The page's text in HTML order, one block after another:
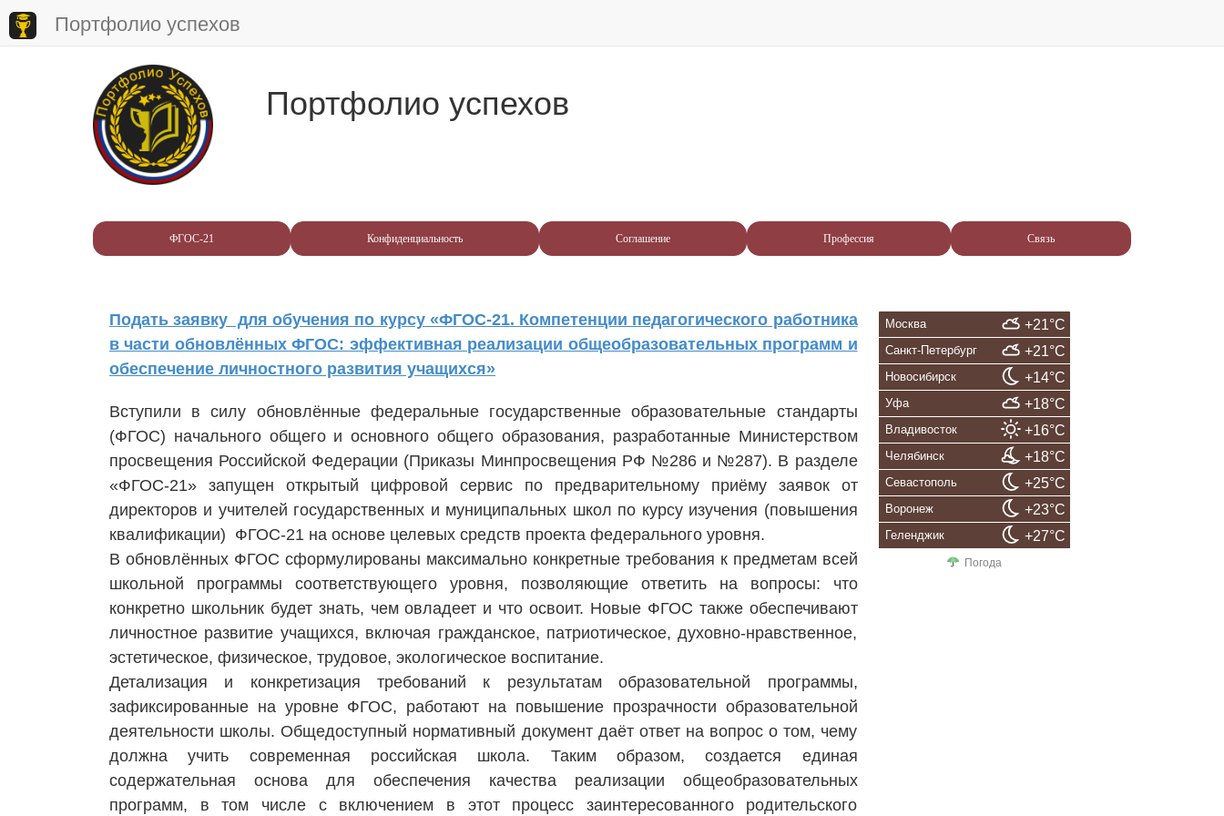
Портфолио успехов
Портфолио успехов
ФГОС-21 Конфиденциальность Соглашение Профессия Связь
Подать заявку для обучения по курсу «ФГОС-21. Компетенции педагогического работника
в части обновлённых ФГОС: эффективная реализации общеобразовательных программ и
обеспечение личностного развития учащихся»
Вступили в силу обновлённые федеральные государственные образовательные стандарты
(ФГОС) начального общего и основного общего образования, разработанные Министерством
просвещения Российской Федерации (Приказы Минпросвещения РФ №286 и №287). В разделе
«ФГОС-21» запущен открытый цифровой сервис по предварительному приёму заявок от
директоров и учителей государственных и муниципальных школ по курсу изучения (повышения
квалификации) ФГОС-21 на основе целевых средств проекта федерального уровня.
В обновлённых ФГОС сформулированы максимально конкретные требования к предметам всей
школьной программы соответствующего уровня, позволяющие ответить на вопросы: что
конкретно школьник будет знать, чем овладеет и что освоит. Новые ФГОС также обеспечивают
личностное развитие учащихся, включая гражданское, патриотическое, духовно-нравственное,
эстетическое, физическое, трудовое, экологическое воспитание.
Детализация и конкретизация требований к результатам образовательной программы,
зафиксированные на уровне ФГОС, работают на повышение прозрачности образовательной
деятельности школы. Общедоступный нормативный документ даёт ответ на вопрос о том, чему
должна учить современная российская школа. Таким образом, создается единая
содержательная основа для обеспечения качества реализации общеобразовательных
программ, в том числе с включением в этот процесс заинтересованного родительского
Москва +21°C
Санкт-Петербург +21°C
Новосибирск +14°C
Уфа +18°C
Владивосток +16°C
Челябинск +18°C
Севастополь +25°C
Воронеж +23°C
Геленджик +27°C
Погода